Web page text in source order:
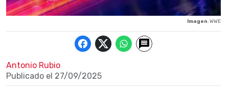
Imagen: WWE
Antonio Rubio
Publicado el 27/09/2025